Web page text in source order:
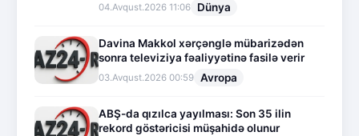
04.Avqust.2026 11:06 Dünya
Davina Makkol xərçənglə mübarizədən
sonra televiziya fəaliyyətinə fasilə verir
03.Avqust.2026 00:59 Avropa
ABŞ-da qızılca yayılması: Son 35 ilin
rekord göstəricisi müşahidə olunur